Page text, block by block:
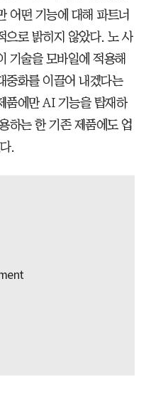
어떤 기능에 대해 파트너
으로 밝히지 않았다. 노 사
기술을 모바일에 적용해
중화를 이끌어 내겠다는
품에만 AI 기능을 탑재하
하는 한 기존 제품에도 업
.